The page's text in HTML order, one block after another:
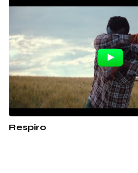
Respiro